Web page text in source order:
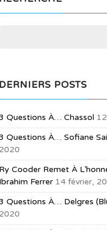
DERNIERS POSTS
Questions À… Chassol
Questions À… Sofiane
2020
Ry Cooder Remet À
Ibrahim Ferrer 14 février,
Questions À… Delgres
2020